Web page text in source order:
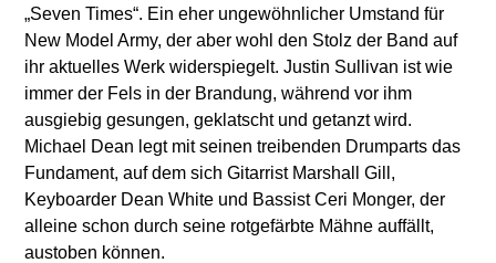
„Seven Times“. Ein eher ungewöhnlicher Umstand für
New Model Army, der aber wohl den Stolz der Band auf
ihr aktuelles Werk widerspiegelt. Justin Sullivan ist wie
immer der Fels in der Brandung, während vor ihm
ausgiebig gesungen, geklatscht und getanzt wird.
Michael Dean legt mit seinen treibenden Drumparts das
Fundament, auf dem sich Gitarrist Marshall Gill,
Keyboarder Dean White und Bassist Ceri Monger, der
alleine schon durch seine rotgefärbte Mähne auffällt,
austoben können.